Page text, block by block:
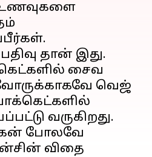
தான் இது.
சைவ
வெஜ்
வருகிறது.
போலவே
விதை